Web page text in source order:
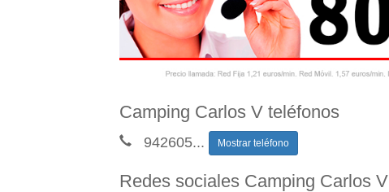
Camping Carlos V teléfonos
942605... Mostrar teléfono
Redes sociales Camping Carlos V